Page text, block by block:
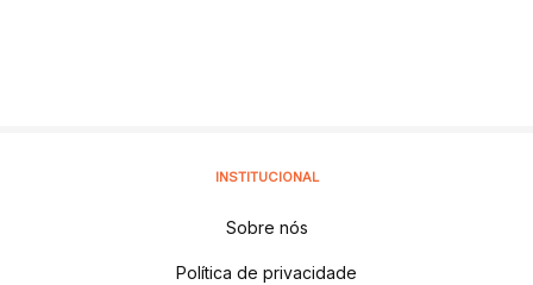
INSTITUCIONAL
Sobre nós
Política de privacidade